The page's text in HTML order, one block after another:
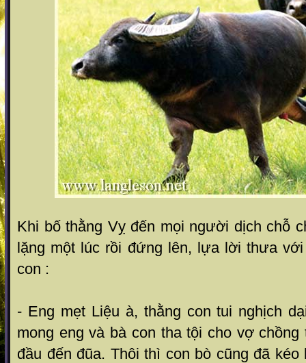
Khi bố thằng Vỵ đến mọi người dịch chỗ
lặng một lúc rồi đứng lên, lựa lời thưa
con :
- Eng mẹt Liệu à, thằng con tui nghịch
mong eng và bà con tha tội cho vợ
đầu đến đũa. Thôi thì con bò cũng đã